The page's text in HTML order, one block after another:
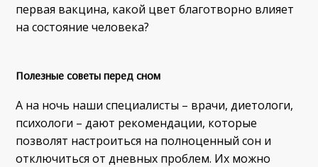
первая вакцина, какой цвет благотворно влияет
на состояние человека?
Полезные советы перед сном
А на ночь наши специалисты – врачи, диетологи,
психологи – дают рекомендации, которые
позволят настроиться на полноценный сон и
отключиться от дневных проблем. Их можно